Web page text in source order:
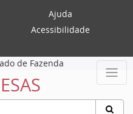
Ajuda
Acessibilidade
de Fazenda